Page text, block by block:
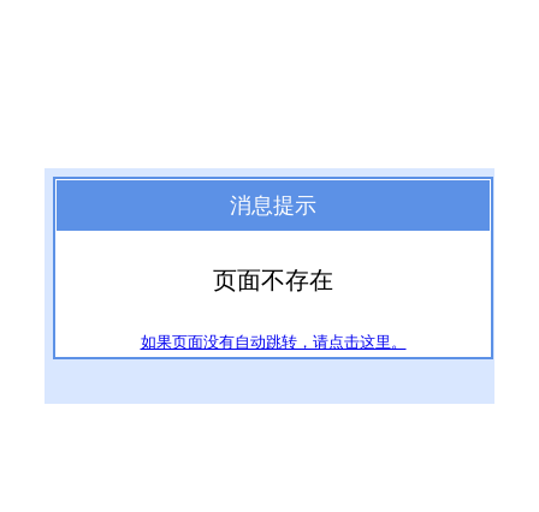
消息提示
页面不存在
如果页面没有自动跳转，请点击这里。